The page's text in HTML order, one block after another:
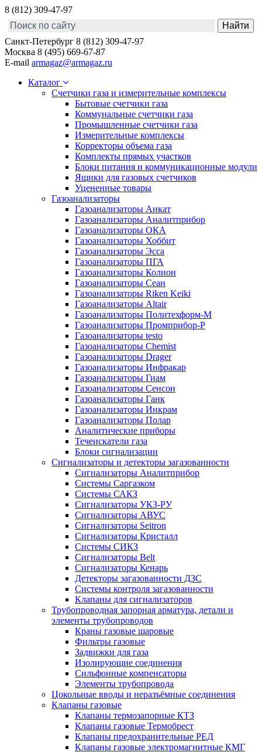
8 (812) 309-47-97
Санкт-Петербург 8 (812) 309-47-97
Москва 8 (495) 669-67-87
E-mail armagaz@armagaz.ru
Каталог
Счетчики газа и измерительные комплексы
Бытовые счетчики газа
Коммунальные счетчики газа
Промышленные счетчики газа
Измерительные комплексы
Корректоры объема газа
Комплекты прямых участков
Блоки питания и коммуникационные модули
Ящики для газовых счетчиков
Уцененные товары
Газоанализаторы
Газоанализаторы Анкат
Газоанализаторы Аналитприбор
Газоанализаторы ОКА
Газоанализаторы Хоббит
Газоанализаторы Эсса
Газоанализаторы ПГА
Газоанализаторы Колион
Газоанализаторы Сеан
Газоанализаторы Riken Keiki
Газоанализаторы Altair
Газоанализаторы Политехформ-М
Газоанализаторы Промприбор-Р
Газоанализаторы testo
Газоанализаторы Chemist
Газоанализаторы Drager
Газоанализаторы Инфракар
Газоанализаторы Гиам
Газоанализаторы Сенсон
Газоанализаторы Ганк
Газоанализаторы Инкрам
Газоанализаторы Полар
Аналитические приборы
Течеискатели газа
Блоки сигнализации
Сигнализаторы и детекторы загазованности
Сигнализаторы Аналитприбор
Системы Саргазком
Системы САКЗ
Сигнализаторы УКЗ-РУ
Сигнализаторы АВУС
Сигнализаторы Seitron
Сигнализаторы Кристалл
Системы СИКЗ
Сигнализаторы Belt
Сигнализаторы Кенарь
Детекторы загазованности ДЗС
Системы контроля загазованности
Клапаны для сигнализаторов
Трубопроводная запорная арматура, детали и
элементы трубопроводов
Краны газовые шаровые
Фильтры газовые
Задвижки для газа
Изолирующие соединения
Сильфонные компенсаторы
Элементы трубопровода
Цокольные вводы и неразъёмные соединения
Клапаны газовые
Клапаны термозапорные КТЗ
Клапаны газовые Термобрест
Клапаны предохранительные РЕД
Клапаны газовые электромагнитные КМГ